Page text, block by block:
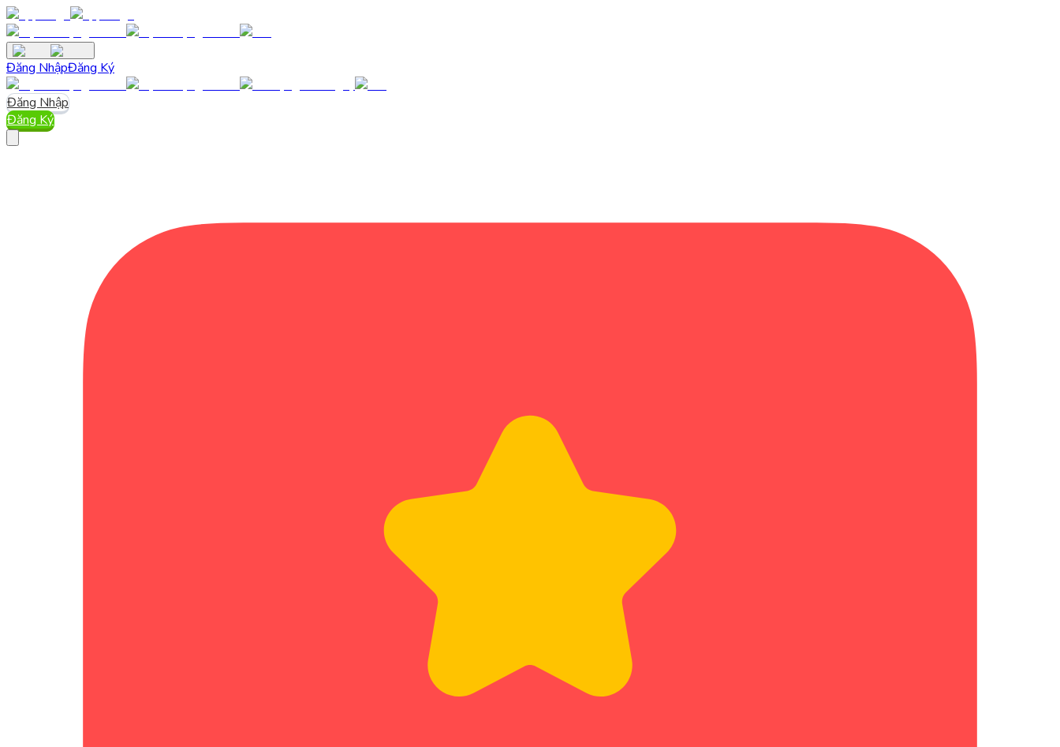
Đăng NhậpĐăng Ký
Đăng Nhập
Đăng Ký